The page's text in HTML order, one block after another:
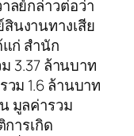
ลย์กล่าวต่อว่า
นงานทางเสีย
ก่ สำนัก
3.37 ล้านบาท
ม 1.6 ล้านบาท
มูลค่ารวม
ารเกิด